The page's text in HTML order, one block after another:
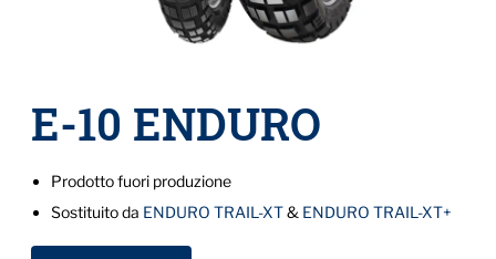
E-10 ENDURO
Prodotto fuori produzione
Sostituito da ENDURO TRAIL-XT& ENDURO TRAIL-XT+